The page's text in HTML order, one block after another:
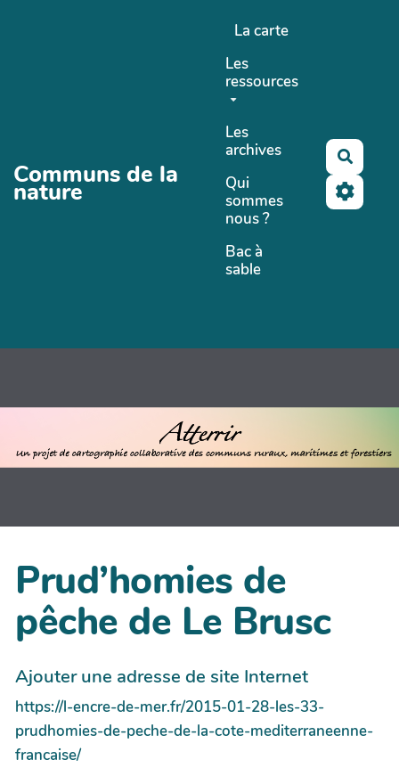
Communs de la
nature
La carte
Les
ressources
Les
archives
Qui
sommes
nous ?
Bac à
sable
Prud’homies de
pêche de Le Brusc
Ajouter une adresse de site Internet
https://l-encre-de-mer.fr/2015-01-28-les-33-
prudhomies-de-peche-de-la-cote-mediterraneenne-
francaise/